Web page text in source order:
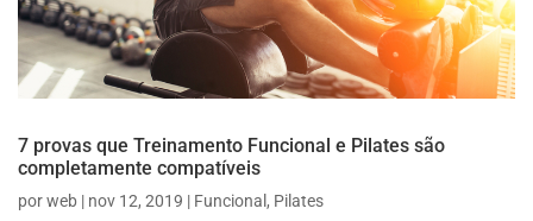
7 provas que Treinamento Funcional e Pilates são
completamente compatíveis
porweb | nov 12, 2019 | Funcional , Pilates